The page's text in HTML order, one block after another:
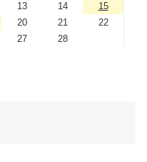
13 14
15
20 21
22
27 28